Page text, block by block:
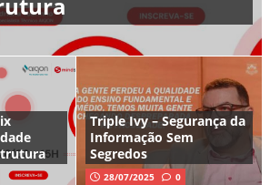
Triple Ivy – Segurança da
Informação Sem
Segredos
28/07/2025 0